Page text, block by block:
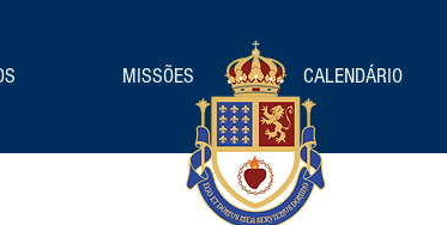
MISSÕES CALENDÁRIO